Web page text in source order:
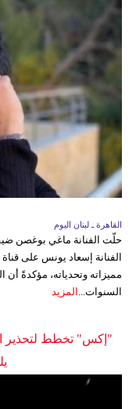
القاهرة ـ لبنان اليوم
حلّت الفنانة ماغي بوغصن
مميزاته وتحدياته، مؤكدةً أن
السنوات... المزيد
"إكس" تخطط لتحذير